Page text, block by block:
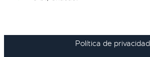
Política de privacidad